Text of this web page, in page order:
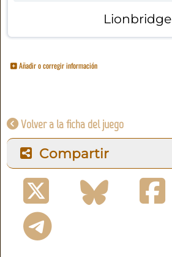
Lionbridge
Añadir o corregir información
Volver a la ficha del juego
Compartir